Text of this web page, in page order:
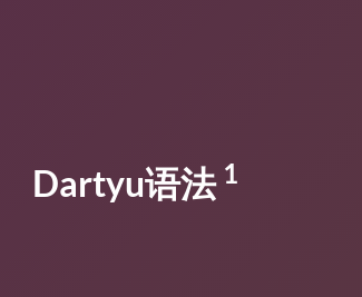
Dartyu语法 1